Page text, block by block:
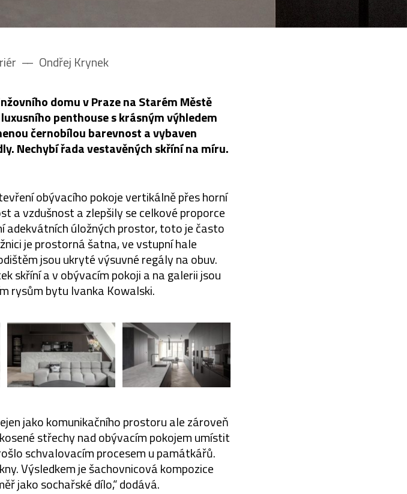
–– Ondřej Krynek
domu v Praze na Starém Městě
penthouse s krásným výhledem
černobílou barevnost a vybaven
Nechybí řada vestavěných skříní na míru.
obývacího pokoje vertikálně přes horní
a vzdušnost a zlepšily se celkové proporce
adekvátních úložných prostor, toto je často
je prostorná šatna, ve vstupní hale
jsou ukryté výsuvné regály na obuv.
skříní a v obývacím pokoji a na galerii jsou
rysům bytu Ivanka Kowalski.
jako komunikačního prostoru ale zároveň
střechy nad obývacím pokojem umístit
schvalovacím procesem u památkářů.
Výsledkem je šachovnicová kompozice
jako sochařské dílo,“ dodává.